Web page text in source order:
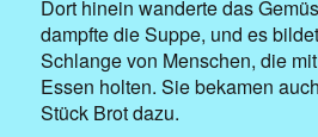
Dort hinein wanderte das
dampfte die Suppe, und es
Schlange von Menschen, die
Essen holten. Sie bekamen
Stück Brot dazu.